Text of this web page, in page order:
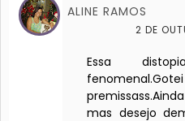
ALINE RAMOS
2 DE
Essa
mas desejo